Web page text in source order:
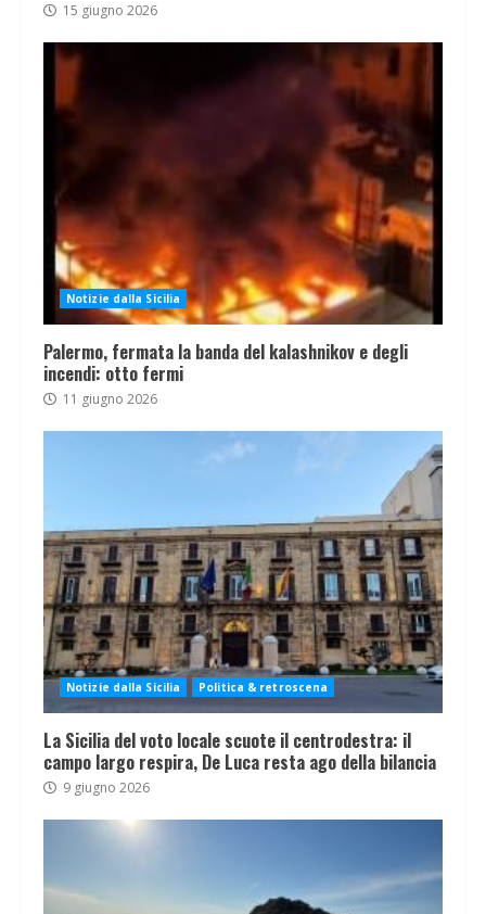
15 giugno 2026
Notizie dalla Sicilia
Palermo, fermata la banda del kalashnikov e degli
incendi: otto fermi
11 giugno 2026
Notizie dalla Sicilia Politica & retroscena
La Sicilia del voto locale scuote il centrodestra: il
campo largo respira, De Luca resta ago della bilancia
9 giugno 2026